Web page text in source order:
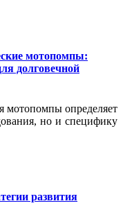
мотопомпы:
долговечной
мотопомпы определяет
но и специфику
развития